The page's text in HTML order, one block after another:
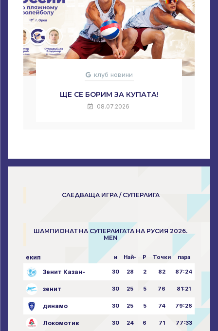
клуб новини
ЩЕ СЕ БОРИМ ЗА КУПАТА!
08.07.2026
СЛЕДВАЩА ИГРА / СУПЕРЛИГА
ШАМПИОНАТ НА СУПЕРЛИГАТА НА РУСИЯ 2026.
MEN
екип и Най- P Точки пара
Зенит Казан- 30 28 2 82 87:24
зенит 30 25 5 76 81:21
динамо 30 25 5 74 79:26
Локомотив 30 24 6 71 77:33